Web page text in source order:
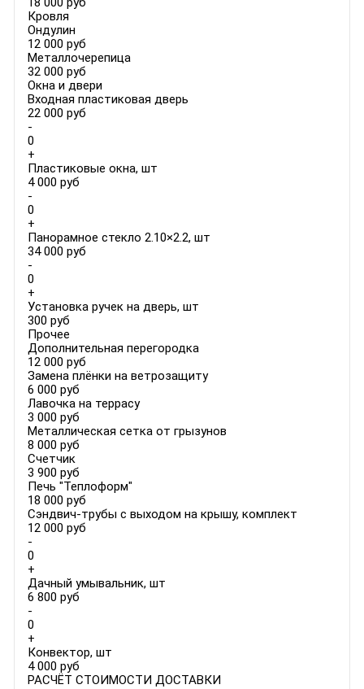
Кровля
Ондулин
12 000 руб
Металлочерепица
32 000 руб
Окна и двери
Входная пластиковая дверь
22 000 руб
-
0
+
Пластиковые окна, шт
4 000 руб
-
0
+
Панорамное стекло 2.10×2.2, шт
34 000 руб
-
0
+
Установка ручек на дверь, шт
300 руб
Прочее
Дополнительная перегородка
12 000 руб
Замена плёнки на ветрозащиту
6 000 руб
Лавочка на террасу
3 000 руб
Металлическая сетка от грызунов
8 000 руб
Счетчик
3 900 руб
Печь "Теплоформ"
18 000 руб
Сэндвич-трубы с выходом на крышу, комплект
12 000 руб
-
0
+
Дачный умывальник, шт
6 800 руб
-
0
+
Конвектор, шт
4 000 руб
РАСЧЁТ СТОИМОСТИ ДОСТАВКИ